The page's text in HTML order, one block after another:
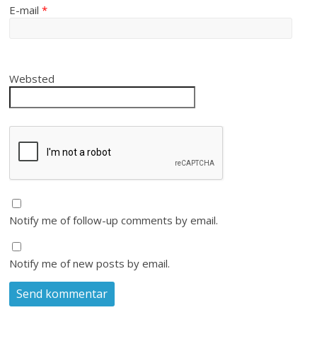
E-mail*
Websted
Notify me of follow-up comments by email.
Notify me of new posts by email.